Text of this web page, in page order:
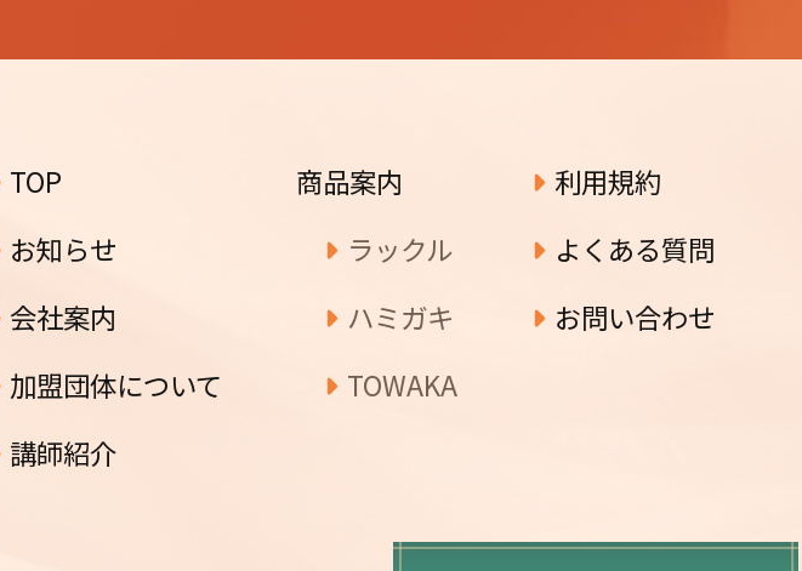
TOP
お知らせ
会社案内
加盟団体について
講師紹介
商品案内
ラックル
ハミガキ
TOWAKA
利用規約
よくある質問
お問い合わせ